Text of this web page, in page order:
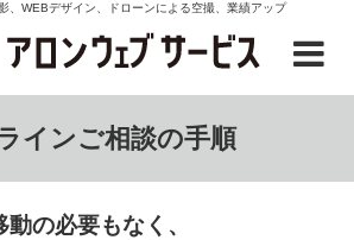
、WEBデザイン、ドローンによる空撮、業績アップ
インご相談の手順
動の必要もなく、